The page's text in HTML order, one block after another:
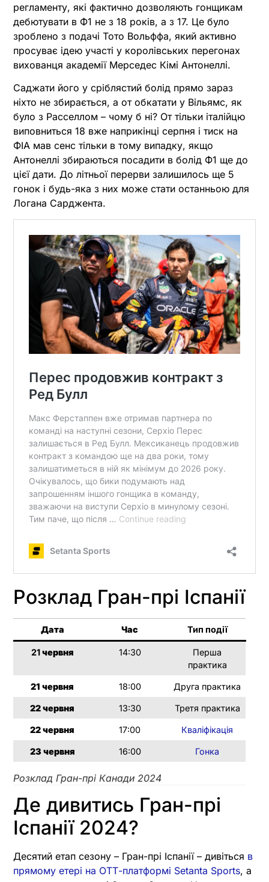
регламенту, які фактично дозволяють гонщикам
дебютувати в Ф1 не з 18 років, а з 17. Це було
зроблено з подачі Тото Вольффа, який активно
просуває ідею участі у королівських перегонах
вихованця академії Мерседес Кімі Антонеллі.
Саджати його у сріблястий болід прямо зараз
ніхто не збирається, а от обкатати у Вільямс, як
було з Расселлом – чому б ні? От тільки італійцю
виповниться 18 вже наприкінці серпня і тиск на
ФІА мав сенс тільки в тому випадку, якщо
Антонеллі збираються посадити в болід Ф1 ще до
цієї дати. До літньої перерви залишилось ще 5
гонок і будь-яка з них може стати останньою для
Логана Сарджента.
Розклад Гран-прі Іспанії
Дата Час Тип події
21червня 14:30
Перша
практика
21 червня 18:00 Друга практика
22червня 13:30 Третя практика
22червня 17:00 Кваліфікація
23 червня 16:00 Гонка
Розклад Гран-прі Канади 2024
Де дивитись Гран-прі
Іспанії 2024?
Десятий етап сезону – Гран-прі Іспанії – дивіться в
прямому етері на ОТТ-платформі Setanta Sports, а